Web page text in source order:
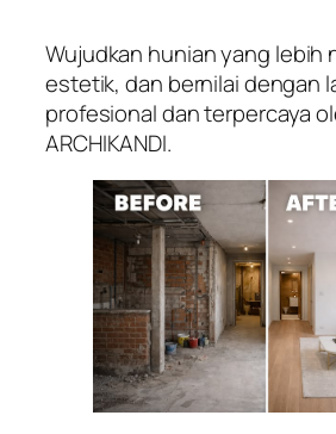
Wujudkan hunian yang lebih
estetik, dan bernilai dengan
profesional dan terpercaya
ARCHIKANDI.